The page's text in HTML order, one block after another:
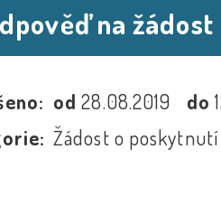
na
od28.08.2019 do
Žádost o